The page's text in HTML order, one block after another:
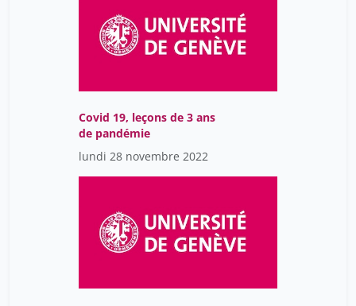
Covid 19, leçons de 3 ans
de pandémie
lundi 28 novembre 2022